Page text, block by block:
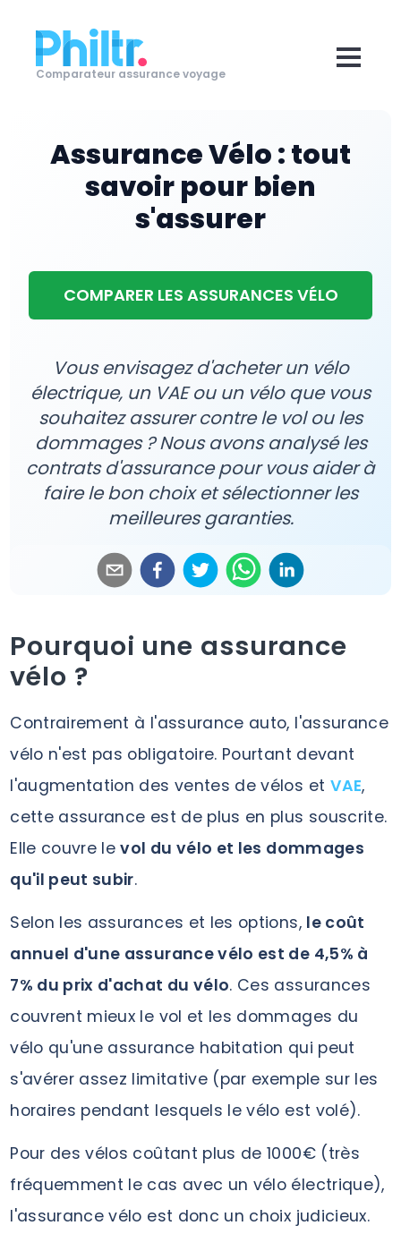
Comparateur assurance voyage
Assurance Vélo : tout
savoir pour bien
s'assurer
COMPARER LES ASSURANCES VÉLO
Vous envisagez d'acheter un vélo
électrique, un VAE ou un vélo que vous
souhaitez assurer contre le vol ou les
dommages ? Nous avons analysé les
contrats d'assurance pour vous aider à
faire le bon choix et sélectionner les
meilleures garanties.
Pourquoi une assurance
vélo ?
Contrairement à l'assurance auto, l'assurance
vélo n'est pas obligatoire. Pourtant devant
l'augmentation des ventes de vélos et VAE,
cette assurance est de plus en plus souscrite.
Elle couvre levol du vélo et les dommages
qu'il peut subir.
Selon les assurances et les options, le coût
annuel d'une assurance vélo est de 4,5% à
7% du prix d'achat du vélo. Ces assurances
couvrent mieux le vol et les dommages du
vélo qu'une assurance habitation qui peut
s'avérer assez limitative (par exemple sur les
horaires pendant lesquels le vélo est volé).
Pour des vélos coûtant plus de 1000€ (très
fréquemment le cas avec un vélo électrique),
l'assurance vélo est donc un choix judicieux.